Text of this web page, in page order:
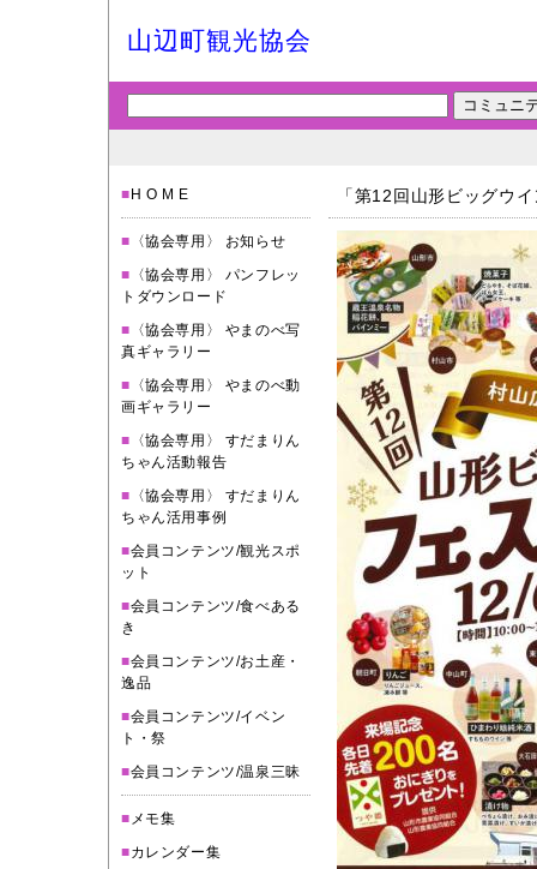
山辺町観光協会
■ H O M E
■ 〈協会専用〉 お知らせ
■ 〈協会専用〉 パンフレッ
トダウンロード
■ 〈協会専用〉 やまのべ写
真ギャラリー
■ 〈協会専用〉 やまのべ動
画ギャラリー
■ 〈協会専用〉 すだまりん
ちゃん活動報告
■ 〈協会専用〉 すだまりん
ちゃん活用事例
■会員コンテンツ/観光スポ
ット
■会員コンテンツ/食べある
き
■会員コンテンツ/お土産・
逸品
■会員コンテンツ/イベン
ト・祭
■会員コンテンツ/温泉三昧
■ メモ集
■カレンダー集
「第12回山形ビッグウ